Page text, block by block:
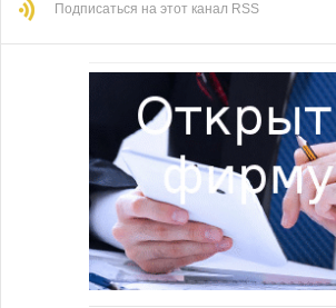
Подписаться на этот канал RSS